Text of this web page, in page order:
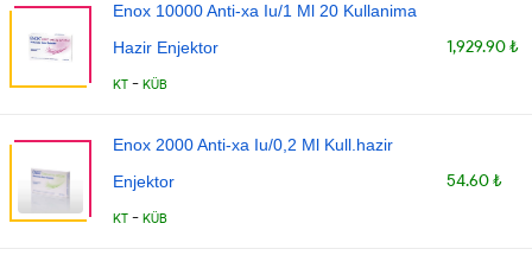
Enox 10000 Anti-xa Iu/1 Ml 20 Kullanima
Hazir Enjektor
KT - KÜB
1,929.90 ₺
Enox 2000 Anti-xa Iu/0,2 Ml Kull.hazir
Enjektor
KT - KÜB
54.60 ₺